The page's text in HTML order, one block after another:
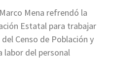
Mena refrendó la
Estatal para trabajar
Censo de Población y
labor del personal